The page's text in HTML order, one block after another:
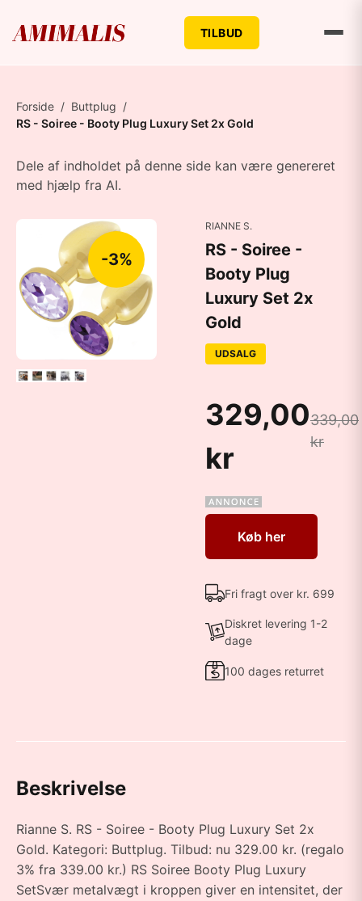
TILBUD
Forside / Buttplug /
RS - Soiree - Booty Plug Luxury Set 2x Gold
Dele af indholdet på denne side kan være genereret
med hjælp fra AI.
-3%
RIANNE S.
RS - Soiree -
Booty Plug
Luxury Set 2x
Gold
UDSALG
329,00
kr
339,00
kr
Køb her
Fri fragt over kr. 699
Diskret levering 1-2
dage
100 dages returret
Beskrivelse
Rianne S. RS - Soiree - Booty Plug Luxury Set 2x
Gold. Kategori: Buttplug. Tilbud: nu 329.00 kr. (regalo
3% fra 339.00 kr.) RS Soiree Booty Plug Luxury
SetSvær metalvægt i kroppen giver en intensitet, der